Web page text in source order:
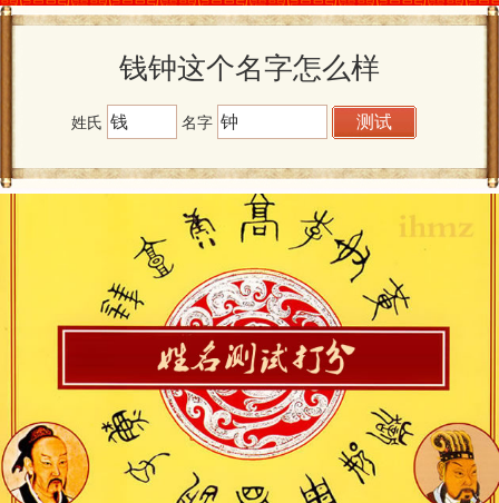
钱钟这个名字怎么样
姓氏 名字